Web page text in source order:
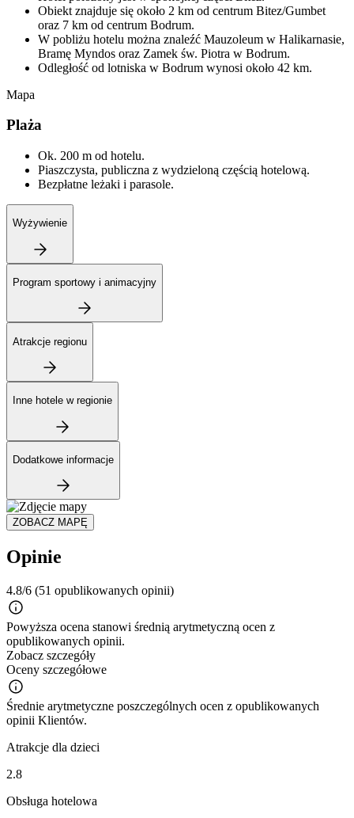
Obiekt znajduje się około 2 km od centrum Bitez/Gumbet
oraz 7 km od centrum Bodrum.
W pobliżu hotelu można znaleźć Mauzoleum w Halikarnasie,
Bramę Myndos oraz Zamek św. Piotra w Bodrum.
Odległość od lotniska w Bodrum wynosi około 42 km.
Mapa
Plaża
Ok. 200 m od hotelu.
Piaszczysta, publiczna z wydzieloną częścią hotelową.
Bezpłatne leżaki i parasole.
Wyżywienie
Program sportowy i animacyjny
Atrakcje regionu
Inne hotele w regionie
Dodatkowe informacje
ZOBACZ MAPĘ
Opinie
4.8/6 (51 opublikowanych opinii)
Powyższa ocena stanowi średnią arytmetyczną ocen z
opublikowanych opinii.
Zobacz szczegóły
Oceny szczegółowe
Średnie arytmetyczne poszczególnych ocen z opublikowanych
opinii Klientów.
Atrakcje dla dzieci
2.8
Obsługa hotelowa